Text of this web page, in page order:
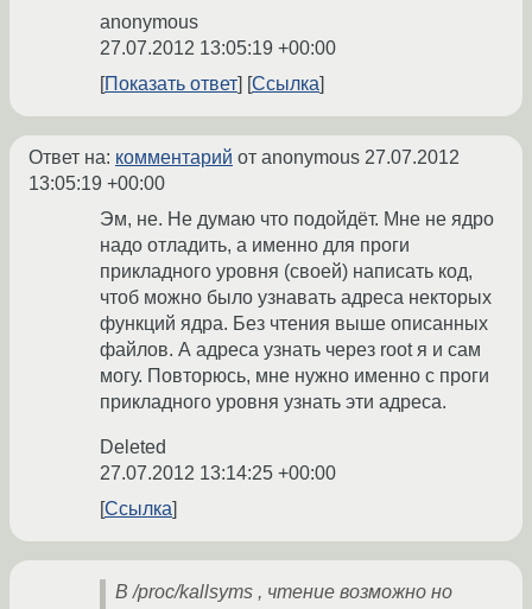
anonymous
27.07.2012 13:05:19 +00:00
Показать ответ
Ссылка
Ответ на: комментарий от anonymous 27.07.2012
13:05:19 +00:00
Эм, не. Не думаю что подойдёт. Мне не ядро
надо отладить, а именно для проги
прикладного уровня (своей) написать код,
чтоб можно было узнавать адреса некторых
функций ядра. Без чтения выше описанных
файлов. А адреса узнать через root я и сам
могу. Повторюсь, мне нужно именно с проги
прикладного уровня узнать эти адреса.
Deleted
27.07.2012 13:14:25 +00:00
Ссылка
В /proc/kallsyms , чтение возможно но